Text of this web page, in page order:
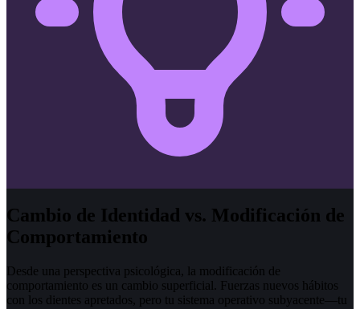
Cambio de Identidad vs. Modificación de
Comportamiento
Desde una perspectiva psicológica, la modificación de
comportamiento es un cambio superficial. Fuerzas nuevos hábitos
con los dientes apretados, pero tu sistema operativo subyacente—tu